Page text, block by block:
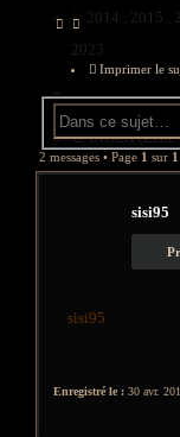
2014 , 2015 ,
2023 .
INDEX (Liste
Imprimer le
2 messages • Page 1 sur 1
sisi95
sisi95
Enregistré le : 30 avr.